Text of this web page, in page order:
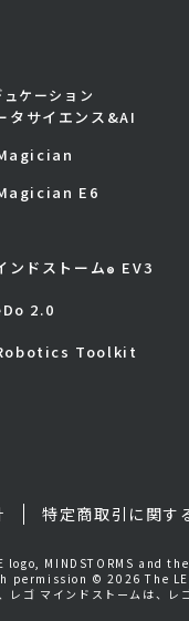
ケーション
タサイエンス&AI
E6
ンドストーム® EV3
2.0
Toolkit
特定商取引に関す
MINDSTORMS and
permission © 2026 The
レゴ マインドストームは、レ